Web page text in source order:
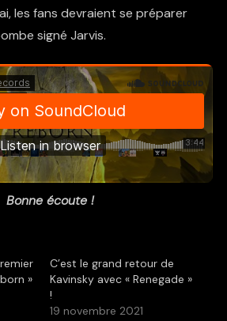
les fans devraient se préparer
signé Jarvis.
Bonne écoute !
»
C’est le grand retour de
Kavinsky avec « Renegade »
!
19 novembre 2021